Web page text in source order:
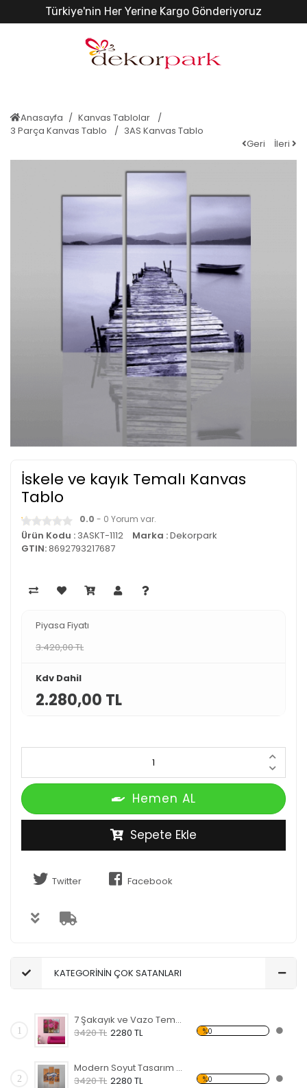
Türkiye'nin Her Yerine Kargo Gönderiyoruz
Anasayfa
Kanvas Tablolar
3 Parça Kanvas Tablo
3AS Kanvas Tablo
Geri
İleri
İskele ve kayık Temalı Kanvas
Tablo
0.0 - 0 Yorum var.
Ürün Kodu : 3ASKT-1112 Marka :Dekorpark
GTIN:8692793217687
Piyasa Fiyatı
3.420,00 TL
Kdv Dahil
2.280,00 TL
Hemen AL
Sepete Ekle
Twitter Facebook
KATEGORİNİN ÇOK SATANLARI
1
7 Şakayık ve Vazo Temalı Kanvas Tablo
3420 TL 2280 TL %0
2
Modern Soyut Tasarım 35 Kanvas Tablo
3420 TL 2280 TL %0